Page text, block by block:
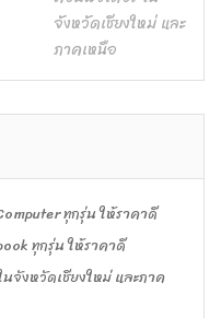
จังหวัดเชียงใหม่ และ
ภาคเหนือ
ทุกรุ่น ให้ราคาดี
ทุกรุ่น ให้ราคาดี
จังหวัดเชียงใหม่ และภาค